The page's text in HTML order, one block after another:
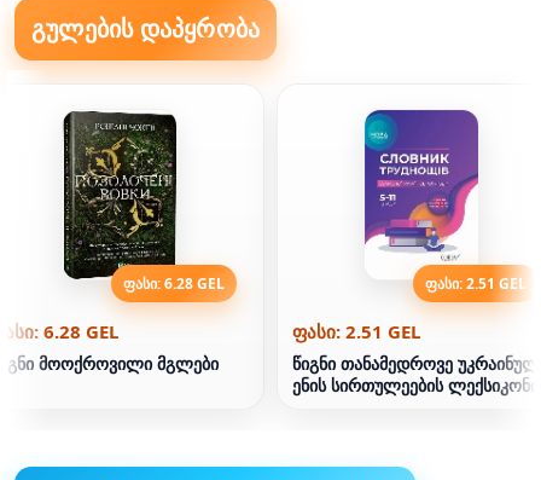
გულების დაპყრობა
ფასი: 6.28 GEL
6.28 GEL
მოოქროვილი მგლები
ფასი: 2.51 GEL
ფასი: 2.51 GEL
წიგნი თანამედროვე
ენის სირთულეების ლექსიკონი